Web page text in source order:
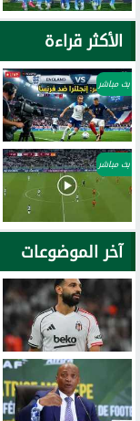
الأكثر قراءة
بث مباشر
بث مباشر
آخر الموضوعات